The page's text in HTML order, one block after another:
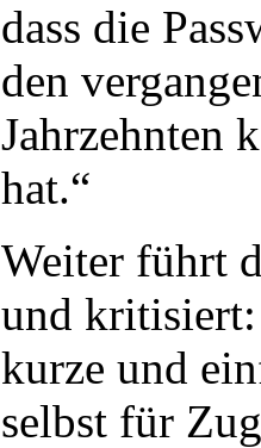
dass die
den
Jahrzehnten
hat.“
Weiter führt
und
kurze und
selbst für